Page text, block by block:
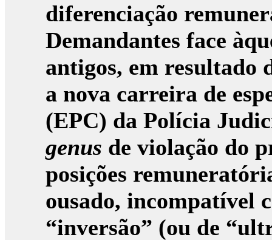
diferenciação
Demandantes face
antigos, em resultado
a nova carreira de
(EPC) da Polícia
genus de violação do
posições
ousado, incompatível
“inversão” (ou de